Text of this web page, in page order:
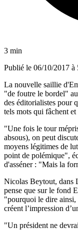
3 min
Publié le 06/10/2017 à
La nouvelle saillie
"de foutre le bordel"
des éditorialistes pour
tels mots qui fâchent
"Une fois le tour
absous), on peut
moyens légitimes de
point de polémique",
d'asséner : "Mais la
Nicolas Beytout, dans
pense que sur le fond
"pourquoi le dire ainsi,
créent l’impression
"Un président ne